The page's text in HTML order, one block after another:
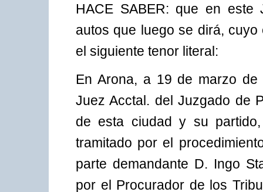
HACE SABER: que en
autos que luego se dirá,
el siguiente tenor literal:
En Arona, a 19 de marzo
Juez Acctal. del Juzgado de
de esta ciudad y su
tramitado por el
parte demandante D. Ingo
por el Procurador de los